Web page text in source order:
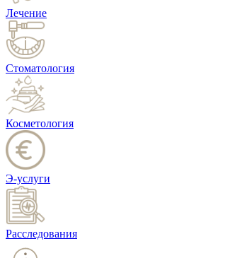
Лечение
Стоматология
Косметология
Э-услуги
Расследования